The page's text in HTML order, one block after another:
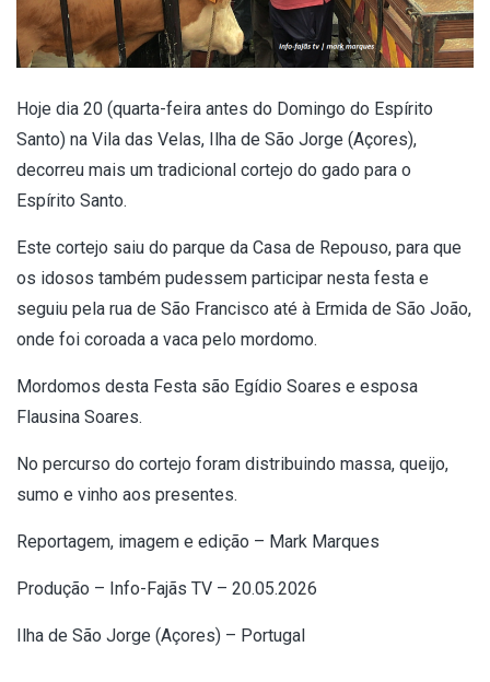
Hoje dia 20 (quarta-feira antes do Domingo do Espírito
Santo) na Vila das Velas, Ilha de São Jorge (Açores),
decorreu mais um tradicional cortejo do gado para o
Espírito Santo.
Este cortejo saiu do parque da Casa de Repouso, para que
os idosos também pudessem participar nesta festa e
seguiu pela rua de São Francisco até à Ermida de São João,
onde foi coroada a vaca pelo mordomo.
Mordomos desta Festa são Egídio Soares e esposa
Flausina Soares.
No percurso do cortejo foram distribuindo massa, queijo,
sumo e vinho aos presentes.
Reportagem, imagem e edição – Mark Marques
Produção – Info-Fajãs TV – 20.05.2026
Ilha de São Jorge (Açores) – Portugal